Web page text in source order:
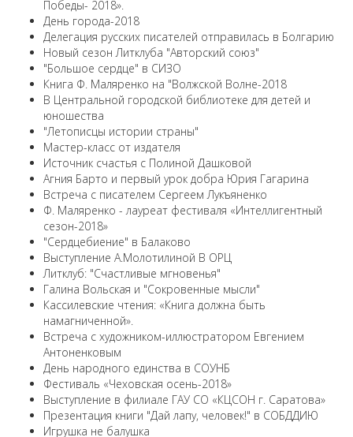
Победы- 2018».
День города-2018
Делегация русских писателей отправилась в Болгарию
Новый сезон Литклуба "Авторский союз"
"Большое сердце" в СИЗО
Книга Ф. Маляренко на "Волжской Волне-2018
В Центральной городской библиотеке для детей и
юношества
"Летописцы истории страны"
Мастер-класс от издателя
Источник счастья с Полиной Дашковой
Агния Барто и первый урок добра Юрия Гагарина
Встреча с писателем Сергеем Лукъяненко
Ф. Маляренко - лауреат фестиваля «Интеллигентный
сезон-2018»
"Сердцебиение" в Балаково
Выступление А.Молотилиной В ОРЦ
Литклуб: "Счастливые мгновенья"
Галина Вольская и "Сокровенные мысли"
Кассилевские чтения: «Книга должна быть
намагниченной».
Встреча с художником-иллюстратором Евгением
Антоненковым
День народного единства в СОУНБ
Фестиваль «Чеховская осень-2018»
Выступление в филиале ГАУ СО «КЦСОН г. Саратова»
Презентация книги "Дай лапу, человек!" в СОБДДИЮ
Игрушка не балушка